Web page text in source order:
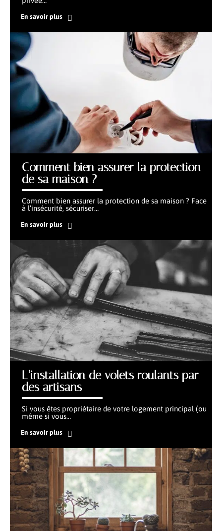
En savoir plus
Comment bien assurer la protection
de sa maison ?
Comment bien assurer la protection de sa maison ? Face
à l’insécurité, sécuriser…
En savoir plus
L’installation de volets roulants par
des artisans
Si vous êtes propriétaire de votre logement principal (ou
même si vous…
En savoir plus